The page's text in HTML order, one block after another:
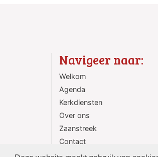
Navigeer naar:
Welkom
Agenda
Kerkdiensten
Over ons
Zaanstreek
Contact
ANBI